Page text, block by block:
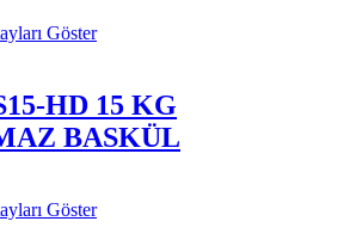
Göster
HD 15 KG
BASKÜL
Göster